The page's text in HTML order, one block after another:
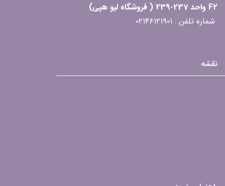
F2 واحد 237-239 ( فروشگاه لیو هپی)
شماره تلفن : ۰۲۱۴۶۱۲۱۹۰۱
نقشه